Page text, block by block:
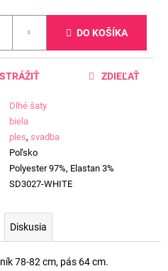
DO KOŠÍKA
Dlhé šaty
biela
ples, svadba
Poľsko
Polyester 97%, Elastan 3%
SD3027-WHITE
STRÁŽIŤ ZDIEĽAŤ
Diskusia
78-82 cm, pás 64 cm.